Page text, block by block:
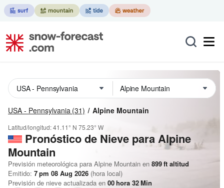
USA - Pennsylvania (31) Alpine Mountain
Latitud/longitud:41.11° N 75.23° W
Pronóstico de Nieve para Alpine
Mountain
Previsión meteorológica para Alpine Mountain en 899ft altitud
Emitido: 7 pm 08 Aug 2026 (hora local)
Previsión de nieve actualizada en 00hora 32Min